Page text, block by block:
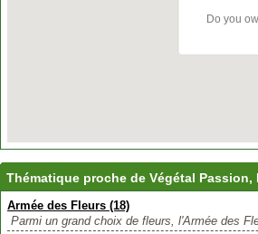
Do you
Thématique proche de Végétal Passion,
Armée des Fleurs (18)
Parmi un grand choix de fleurs, l'Armée des